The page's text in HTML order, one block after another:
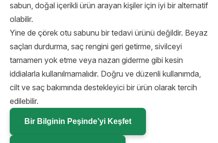
sabun, doğal içerikli ürün arayan kişiler için iyi bir alternatif
olabilir.
Yine de çörek otu sabunu bir tedavi ürünü değildir. Beyaz
saçları durdurma, saç rengini geri getirme, sivilceyi
tamamen yok etme veya nazarı giderme gibi kesin
iddialarla kullanılmamalıdır. Doğru ve düzenli kullanımda,
cilt ve saç bakımında destekleyici bir ürün olarak tercih
edilebilir.
Bir Bilginin Peşinde’yi Keşfet